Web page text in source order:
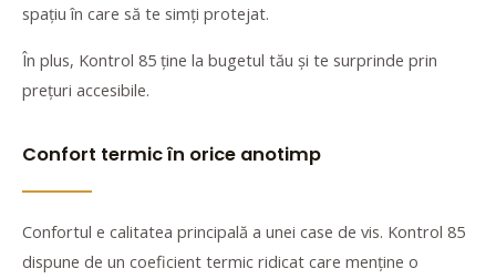
spațiu în care să te simți protejat.
În plus, Kontrol 85 ține la bugetul tău și te surprinde prin
prețuri accesibile.
Confort termic în orice anotimp
Confortul e calitatea principală a unei case de vis. Kontrol 85
dispune de un coeficient termic ridicat care menține o